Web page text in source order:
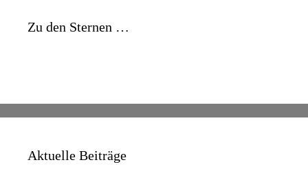
Zu den Sternen …
Aktuelle Beiträge